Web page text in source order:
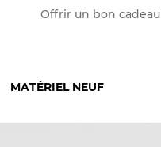
Offrir un bon cadeau
MATÉRIEL NEUF